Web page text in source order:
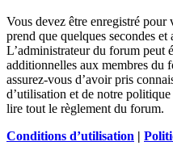
Vous devez être enregistré pour
prend que quelques secondes
L’administrateur du forum peut
additionnelles aux membres du
assurez-vous d’avoir pris
d’utilisation et de notre
lire tout le règlement du forum.
Conditions d’utilisation |